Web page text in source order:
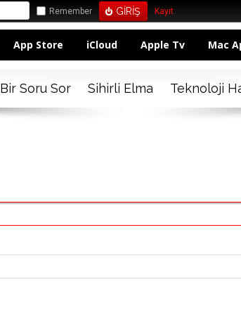
Remember Kayıt
App Store iCloud Apple Tv Mac
Bir Soru Sor Sihirli Elma Teknoloji